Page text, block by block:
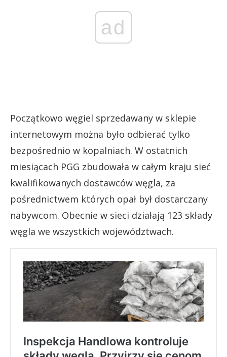
ad
Początkowo węgiel sprzedawany w sklepie
internetowym można było odbierać tylko
bezpośrednio w kopalniach. W ostatnich
miesiącach PGG zbudowała w całym kraju sieć
kwalifikowanych dostawców węgla, za
pośrednictwem których opał był dostarczany
nabywcom. Obecnie w sieci działają 123 składy
węgla we wszystkich województwach.